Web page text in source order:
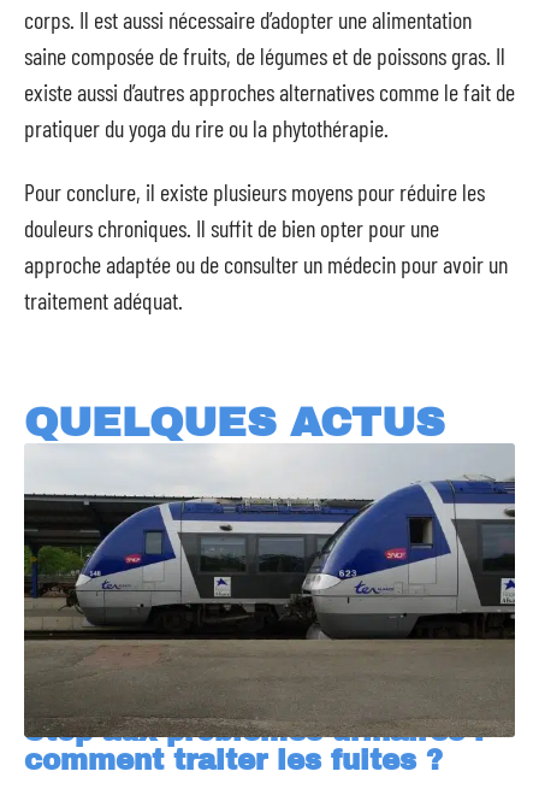
corps. Il est aussi nécessaire d’adopter une alimentation
saine composée de fruits, de légumes et de poissons gras. Il
existe aussi d’autres approches alternatives comme le fait de
pratiquer du yoga du rire ou la phytothérapie.
Pour conclure, il existe plusieurs moyens pour réduire les
douleurs chroniques. Il suffit de bien opter pour une
approche adaptée ou de consulter un médecin pour avoir un
traitement adéquat.
QUELQUES ACTUS
Stop aux problèmes urinaires :
comment traiter les fuites ?